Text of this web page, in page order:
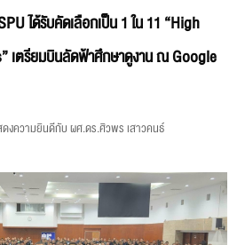
ได้รับคัดเลือกเป็น 1 ใน 11 “High
เตรียมบินลัดฟ้าศึกษาดูงาน ณ Google
งความยินดีกับ ผศ.ดร.ศิวพร เสาวคนธ์